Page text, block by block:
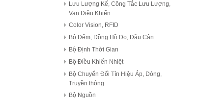
Lưu Lượng Kế, Công Tắc Lưu Lượng,
Van Điều Khiển
Color Vision, RFID
Bộ Đếm, Đồng Hồ Đo, Đầu Cân
Bộ Định Thời Gian
Bộ Điều Khiển Nhiệt
Bộ Chuyển Đổi Tín Hiệu Áp, Dòng,
Truyền thông
Bộ Nguồn